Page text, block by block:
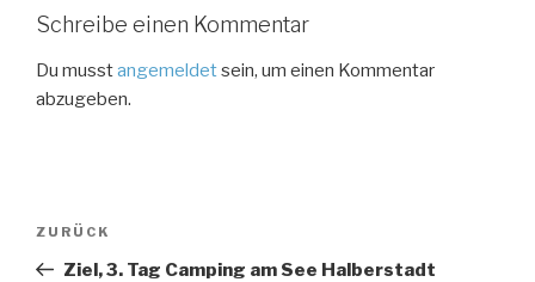
Schreibe einen Kommentar
Du musstangemeldetsein, um einen Kommentar
abzugeben.
Beitragsnavigation
Vorheriger
Beitrag
ZURÜCK
Ziel, 3. Tag Camping am See Halberstadt